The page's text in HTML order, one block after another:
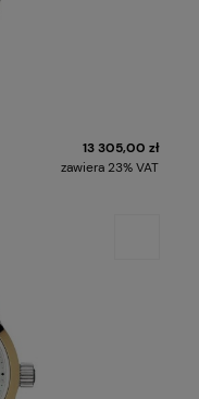
13 305,00 zł
zawiera 23% VAT